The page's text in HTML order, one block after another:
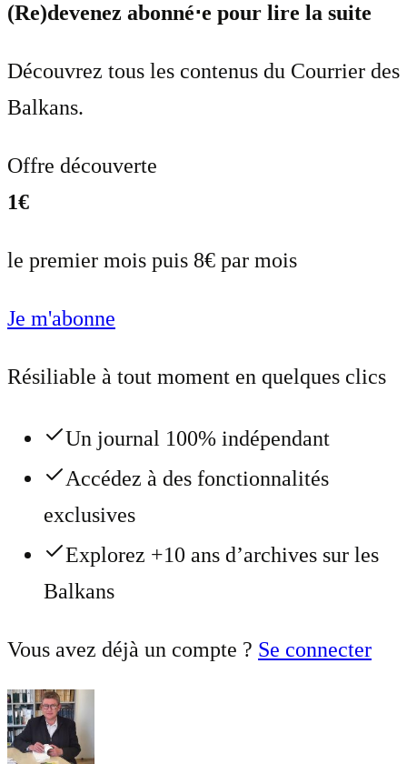
(Re)devenez abonné⋅e pour lire la suite
Découvrez tous les contenus du Courrier des
Balkans.
Offre découverte
1€
le premier mois puis 8€ par mois
Je m'abonne
Résiliable à tout moment en quelques clics
Un journal 100% indépendant
Accédez à des fonctionnalités
exclusives
Explorez +10 ans d’archives sur les
Balkans
Vous avez déjà un compte ? Se connecter